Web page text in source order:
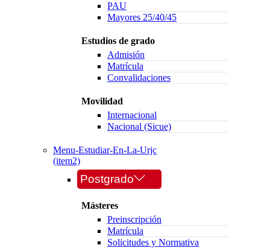
PAU
Mayores 25/40/45
Estudios de grado
Admisión
Matrícula
Convalidaciones
Movilidad
Internacional
Nacional (Sicue)
Menu-Estudiar-En-La-Urjc
(item2)
Postgrado
Másteres
Preinscripción
Matrícula
Solicitudes y Normativa